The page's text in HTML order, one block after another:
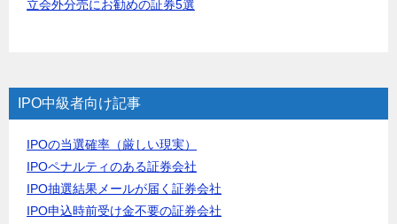
立会外分売にお勧めの証券5選
IPO中級者向け記事
IPOの当選確率（厳しい現実）
IPOペナルティのある証券会社
IPO抽選結果メールが届く証券会社
IPO申込時前受け金不要の証券会社